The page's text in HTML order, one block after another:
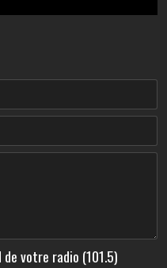
votre radio (101.5)